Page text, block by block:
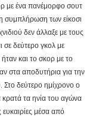
με ένα πανέμορφο σουτ
συμπλήρωση των είκοσι
δεν άλλαξε με τους
σε δεύτερο γκολ με
και το σκορ με το
στα αποδυτήρια για την
δεύτερο ημίχρονο ο
κρατά τα ηνία του αγώνα
ευκαιρίες μέσα από